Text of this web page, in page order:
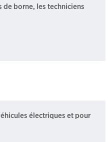
borne, les techniciens
électriques et pour